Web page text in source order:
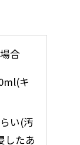
合
キ
い(汚
したあ